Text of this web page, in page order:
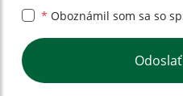
* Oboznámil som sa so
Google reCaptcha